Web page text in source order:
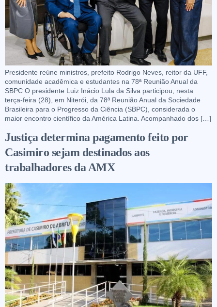
Presidente reúne ministros, prefeito Rodrigo Neves, reitor da UFF,
comunidade acadêmica e estudantes na 78ª Reunião Anual da
SBPC O presidente Luiz Inácio Lula da Silva participou, nesta
terça-feira (28), em Niterói, da 78ª Reunião Anual da Sociedade
Brasileira para o Progresso da Ciência (SBPC), considerada o
maior encontro científico da América Latina. Acompanhado dos […]
Justiça determina pagamento feito por
Casimiro sejam destinados aos
trabalhadores da AMX